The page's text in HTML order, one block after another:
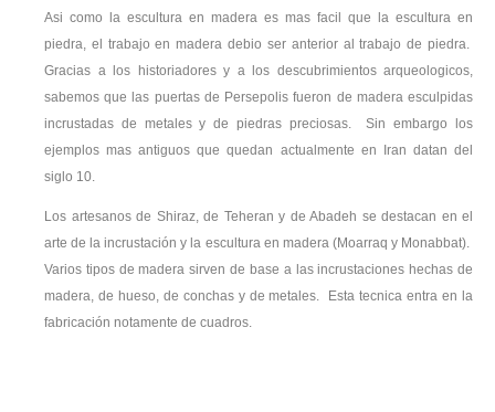
Asi como la escultura en madera es mas facil que la escultura en
piedra, el trabajo en madera debio ser anterior al trabajo de piedra.
Gracias a los historiadores y a los descubrimientos arqueologicos,
sabemos que las puertas de Persepolis fueron de madera esculpidas
incrustadas de metales y de piedras preciosas. Sin embargo los
ejemplos mas antiguos que quedan actualmente en Iran datan del
siglo 10.
Los artesanos de Shiraz, de Teheran y de Abadeh se destacan en el
arte de la incrustación y la escultura en madera (Moarraq y Monabbat).
Varios tipos de madera sirven de base a las incrustaciones hechas de
madera, de hueso, de conchas y de metales. Esta tecnica entra en la
fabricación notamente de cuadros.